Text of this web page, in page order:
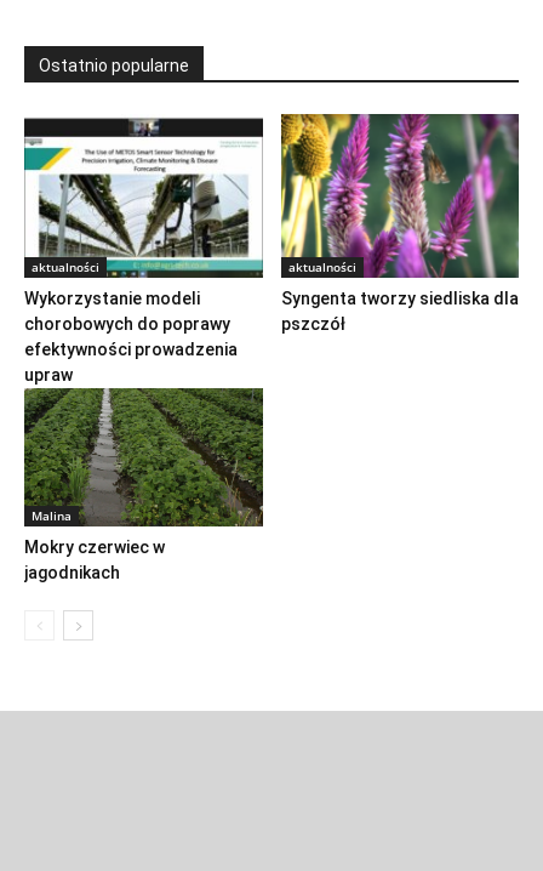
Ostatnio popularne
aktualności
Wykorzystanie modeli
chorobowych do poprawy
efektywności prowadzenia
upraw
aktualności
Syngenta tworzy siedliska dla
pszczół
Malina
Mokry czerwiec w
jagodnikach